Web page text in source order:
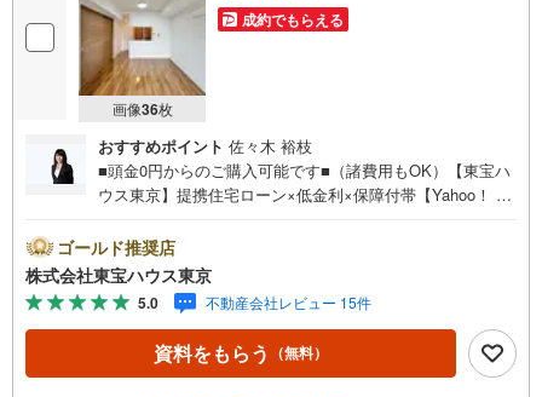
画像36枚
成約でもらえる
おすすめポイント 佐々木 裕枝
■頭金0円からのご購入可能です■（諸費用もOK）【東宝ハ
ウス東京】提携住宅ローン×低金利×保障付帯【Yahoo！ 不
ayボーナスライトがもらえる「Yahoo！ 不動産 物件ご成約
キャンペーン」の対象になります。「資料をもらう」「見
学予約をする」ボタンからお問い合わせください。※必ずY
ahoo！ JAPAN IDでログインしてください。※PayPayボー
ナスライトは出金と譲渡はできません。ご案内・詳細な資
料のご請求はお気軽にどうぞ♪お電話でのお問い合わせも
ゴールド推奨店
株式会社東宝ハウス東京
5.0 不動産会社レビュー 15件
資料をもらう （無料）